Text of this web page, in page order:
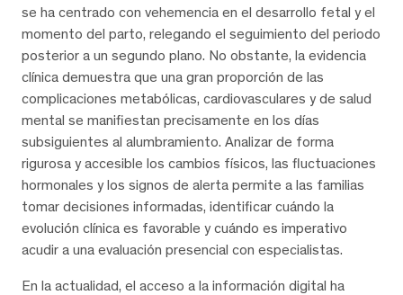
se ha centrado con vehemencia en el desarrollo fetal y el
momento del parto, relegando el seguimiento del periodo
posterior a un segundo plano. No obstante, la evidencia
clínica demuestra que una gran proporción de las
complicaciones metabólicas, cardiovasculares y de salud
mental se manifiestan precisamente en los días
subsiguientes al alumbramiento. Analizar de forma
rigurosa y accesible los cambios físicos, las fluctuaciones
hormonales y los signos de alerta permite a las familias
tomar decisiones informadas, identificar cuándo la
evolución clínica es favorable y cuándo es imperativo
acudir a una evaluación presencial con especialistas.
En la actualidad, el acceso a la información digital ha